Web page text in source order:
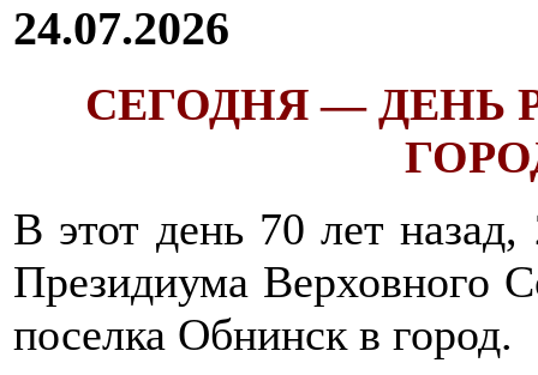
24.07.2026
СЕГОДНЯ — ДЕНЬ
В этот день 70 лет
Президиума Верховного
поселка Обнинск в город.